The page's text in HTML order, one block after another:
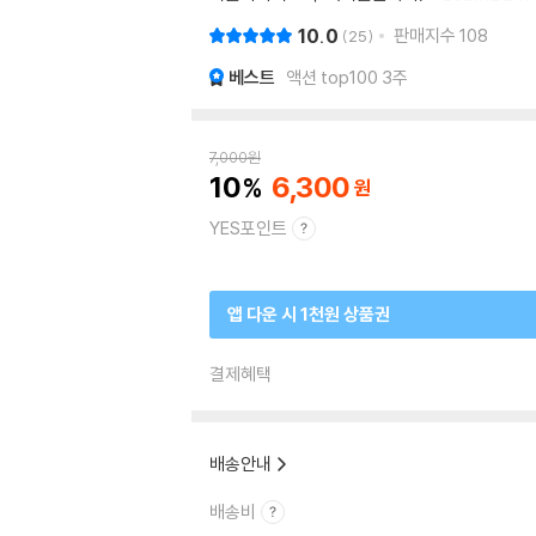
10.0 25 판매지수 108
베스트 액션 top100 3주
7,000원
10 6,300
YES포인트
앱 다운 시 1천원 상품권
결제혜택
배송안내
배송비